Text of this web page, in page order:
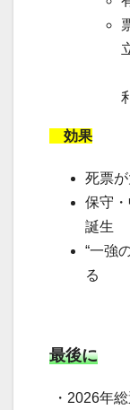
効果
死票
保守
誕生
“一強
る
最後に
・2026年